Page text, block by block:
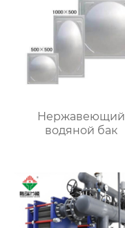
Нержавеющий
водяной бак